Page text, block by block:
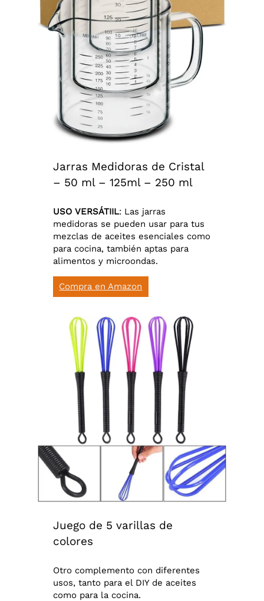
Jarras Medidoras de Cristal
– 50 ml – 125ml – 250 ml
USO VERSÁTIIL: Las jarras
medidoras se pueden usar para tus
mezclas de aceites esenciales como
para cocina, también aptas para
alimentos y microondas.
Compra en Amazon
Juego de 5 varillas de
colores
Otro complemento con diferentes
usos, tanto para el DIY de aceites
como para la cocina.